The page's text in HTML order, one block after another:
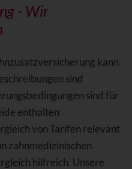
- Wir
kann
sind
sind für
enthalten
von Tarifen relevant
zahnmedizinischen
hilfreich. Unsere